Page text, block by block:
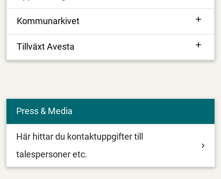
Kommunarkivet
Tillväxt Avesta
Press & Media
Här hittar du kontaktuppgifter till
talespersoner etc.